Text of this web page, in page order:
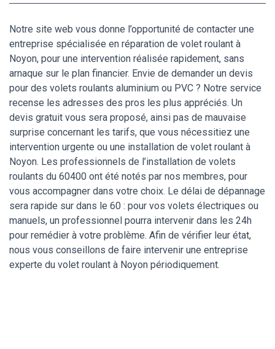
Notre site web vous donne l’opportunité de contacter une
entreprise spécialisée en réparation de volet roulant à
Noyon, pour une intervention réalisée rapidement, sans
arnaque sur le plan financier. Envie de demander un devis
pour des volets roulants aluminium ou PVC ? Notre service
recense les adresses des pros les plus appréciés. Un
devis gratuit vous sera proposé, ainsi pas de mauvaise
surprise concernant les tarifs, que vous nécessitiez une
intervention urgente ou une installation de volet roulant à
Noyon. Les professionnels de l’installation de volets
roulants du 60400 ont été notés par nos membres, pour
vous accompagner dans votre choix. Le délai de dépannage
sera rapide sur dans le 60 : pour vos volets électriques ou
manuels, un professionnel pourra intervenir dans les 24h
pour remédier à votre problème. Afin de vérifier leur état,
nous vous conseillons de faire intervenir une entreprise
experte du volet roulant à Noyon périodiquement.